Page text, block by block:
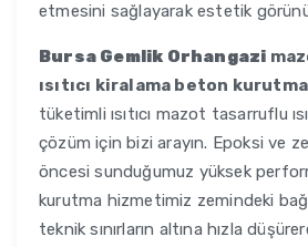
etmesini sağlayarak estetik
Bursa Gemlik Orhangazi
ısıtıcı kiralama beton
tüketimli ısıtıcı mazot tasarruflu
çözüm için bizi arayın. Epoksi ve
öncesi sunduğumuz yüksek
kurutma hizmetimiz zemindeki
teknik sınırların altına hızla